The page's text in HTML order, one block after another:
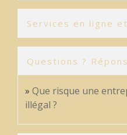
Services en ligne
Questions ?
Que risque une
illégal ?